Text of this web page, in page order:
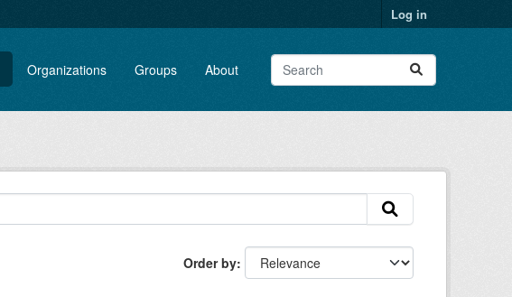
Log in
Organizations Groups About
Order by